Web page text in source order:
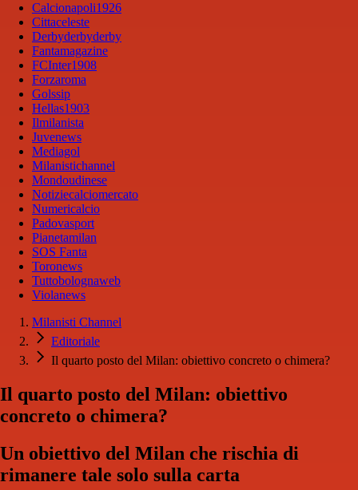
Calcionapoli1926
Cittaceleste
Derbyderbyderby
Fantamagazine
FCInter1908
Forzaroma
Golssip
Hellas1903
Ilmilanista
Juvenews
Mediagol
Milanistichannel
Mondoudinese
Notiziecalciomercato
Numericalcio
Padovasport
Pianetamilan
SOS Fanta
Toronews
Tuttobolognaweb
Violanews
Milanisti Channel
Editoriale
Il quarto posto del Milan: obiettivo concreto o chimera?
Il quarto posto del Milan: obiettivo
concreto o chimera?
Un obiettivo del Milan che rischia di
rimanere tale solo sulla carta